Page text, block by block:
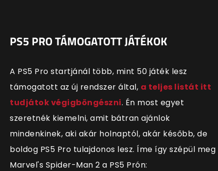
PS5 PRO TÁMOGATOTT JÁTÉKOK
A PS5 Pro startjánál több, mint 50 játék lesz
támogatott az új rendszer által, a teljes listát itt
tudjátok végigböngészni. Én most egyet
szeretnék kiemelni, amit bátran ajánlok
mindenkinek, aki akár holnaptól, akár később, de
boldog PS5 Pro tulajdonos lesz. Íme így szépül meg
Marvel's Spider-Man 2 a PS5 Prón: